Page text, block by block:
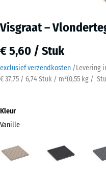
Visgraat –
€ 5,60 / Stuk
exclusief verzendkosten /Levering
€ 37,75 / 6,74 Stuk / m²(0,55 kg /
Kleur
Vanille
(active)